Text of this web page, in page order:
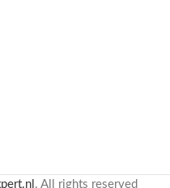
. All rights reserved